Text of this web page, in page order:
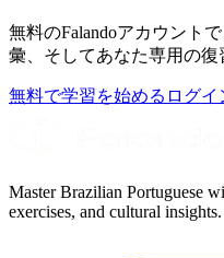
無料のFalandoアカウント
彙、そしてあなた専用の復
無料で学習を始める ログイ
Master Brazilian Portuguese
exercises, and cultural insights.